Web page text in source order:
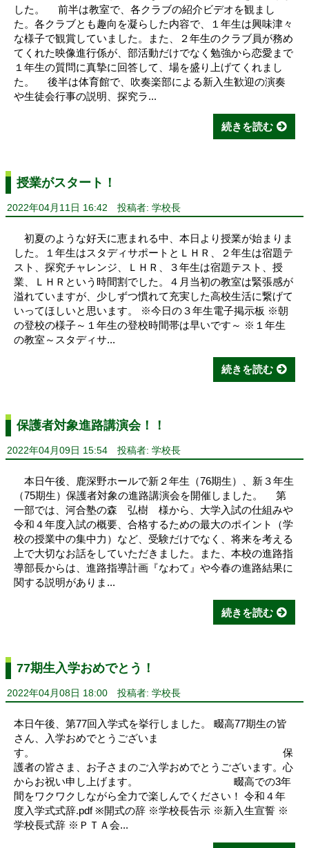
した。 前半は教室で、各クラブの紹介ビデオを観まし
た。各クラブとも趣向を凝らした内容で、１年生は興味津々
な様子で観賞していました。また、２年生のクラブ員が務め
てくれた映像進行係が、部活動だけでなく勉強から恋愛まで
１年生の質問に真摯に回答して、場を盛り上げてくれまし
た。 後半は体育館で、吹奏楽部による新入生歓迎の演奏
や生徒会行事の説明、探究ラ...
続きを読む
授業がスタート！
2022年04月11日 16:42 投稿者: 学校長
初夏のような好天に恵まれる中、本日より授業が始まりま
した。１年生はスタディサポートとＬＨＲ、２年生は宿題テ
スト、探究チャレンジ、ＬＨＲ、３年生は宿題テスト、授
業、ＬＨＲという時間割でした。４月当初の教室は緊張感が
溢れていますが、少しずつ慣れて充実した高校生活に繋げて
いってほしいと思います。 ※今日の３年生電子掲示板 ※朝
の登校の様子～１年生の登校時間帯は早いです～ ※１年生
の教室～スタディサ...
続きを読む
保護者対象進路講演会！！
2022年04月09日 15:54 投稿者: 学校長
本日午後、鹿深野ホールで新２年生（76期生）、新３年生
（75期生）保護者対象の進路講演会を開催しました。 第
一部では、河合塾の森 弘樹 様から、大学入試の仕組みや
令和４年度入試の概要、合格するための最大のポイント（学
校の授業中の集中力）など、受験だけでなく、将来を考える
上で大切なお話をしていただきました。また、本校の進路指
導部長からは、進路指導計画『なわて』や今春の進路結果に
関する説明がありま...
続きを読む
77期生入学おめでとう！
2022年04月08日 18:00 投稿者: 学校長
本日午後、第77回入学式を挙行しました。 畷高77期生の皆
さん、入学おめでとうございま
す。 保
護者の皆さま、お子さまのご入学おめでとうございます。心
からお祝い申し上げます。 畷高での3年
間をワクワクしながら全力で楽しんでください！ 令和４年
度入学式式辞.pdf ※開式の辞 ※学校長告示 ※新入生宣誓 ※
学校長式辞 ※ＰＴＡ会...